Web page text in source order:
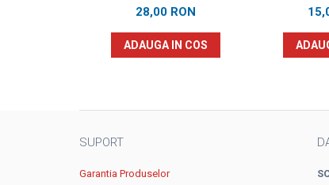
28,00 RON
ADAUGA IN COS
SUPORT
Garantia Produselor